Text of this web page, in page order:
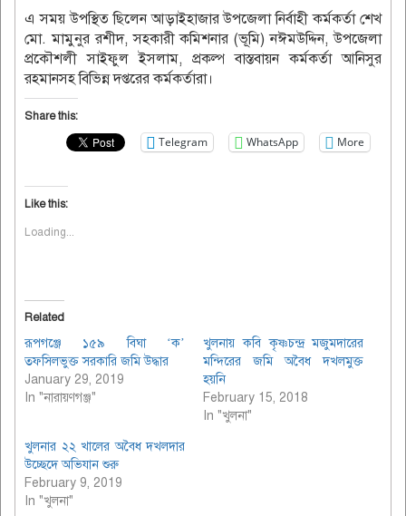
এ সময় উপস্থিত ছিলেন আড়াইহাজার উপজেলা নির্বাহী কর্মকর্তা শেখ
মো. মামুনুর রশীদ, সহকারী কমিশনার (ভূমি) নঈমউদ্দিন, উপজেলা
প্রকৌশলী সাইফুল ইসলাম, প্রকল্প বাস্তবায়ন কর্মকর্তা আনিসুর
রহমানসহ বিভিন্ন দপ্তরের কর্মকর্তারা।
Share this:
Telegram WhatsApp More
Like this:
Loading...
Related
রূপগঞ্জে ১৫৯ বিঘা ‘ক’
তফসিলভুক্ত সরকারি জমি উদ্ধার
January 29, 2019
In "নারায়ণগঞ্জ"
খুলনায় কবি কৃষ্ণচন্দ্র মজুমদারের
মন্দিরের জমি অবৈধ দখলমুক্ত
হয়নি
February 15, 2018
In "খুলনা"
খুলনার ২২ খালের অবৈধ দখলদার
উচ্ছেদে অভিযান শুরু
February 9, 2019
In "খুলনা"